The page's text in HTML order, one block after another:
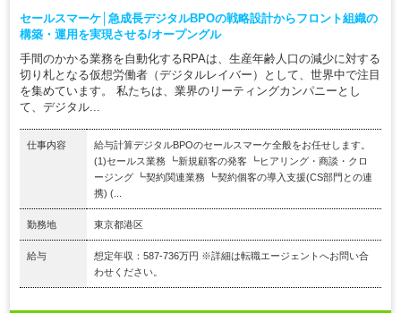
セールスマーケ│急成長デジタルBPOの戦略設計からフロント組織の
構築・運用を実現させる/オープングル
手間のかかる業務を自動化するRPAは、生産年齢人口の減少に対する
切り札となる仮想労働者（デジタルレイバー）として、世界中で注目
を集めています。 私たちは、業界のリーティングカンパニーとし
て、デジタル...
仕事内容
給与計算デジタルBPOのセールスマーケ全般をお任せします。
(1)セールス業務 ┗新規顧客の発客 ┗ヒアリング・商談・クロ
ージング ┗契約関連業務 ┗契約個客の導入支援(CS部門との連
携) (...
勤務地 東京都港区
給与
想定年収：587-736万円 ※詳細は転職エージェントへお問い合
わせください。